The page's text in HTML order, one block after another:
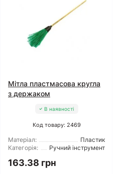
Мітла пластмасова кругла
з держаком
В наявності
Код товару: 2469
Матеріал:
Пластик
Категорія:
Ручний інструмент
163.38 грн